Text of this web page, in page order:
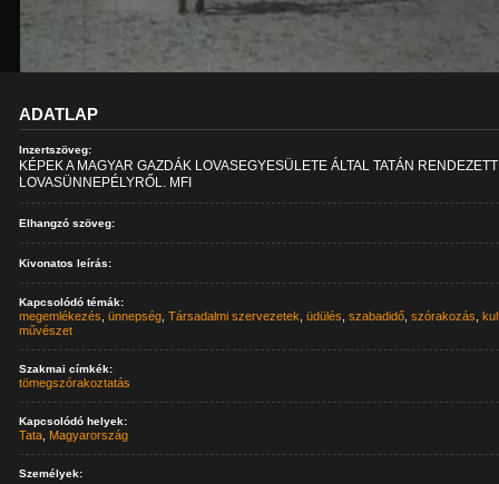
ADATLAP
Inzertszöveg:
KÉPEK A MAGYAR GAZDÁK LOVASEGYESÜLETE ÁLTAL TATÁN RENDEZETT
LOVASÜNNEPÉLYRŐL. MFI
Elhangzó szöveg:
Kivonatos leírás:
Kapcsolódó témák:
megemlékezés ,ünnepség ,Társadalmi szervezetek ,üdülés ,szabadidő ,szórakozás ,
művészet
Szakmai címkék:
tömegszórakoztatás
Kapcsolódó helyek:
Tata Magyarország
Személyek: